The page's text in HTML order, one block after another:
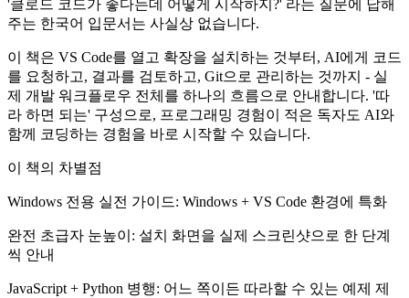
'클로드 코드가 좋다는데 어떻게 시작하지?' 라는 질문에 답해
주는 한국어 입문서는 사실상 없습니다.
이 책은 VS Code를 열고 확장을 설치하는 것부터, AI에게 코드
를 요청하고, 결과를 검토하고, Git으로 관리하는 것까지 - 실
제 개발 워크플로우 전체를 하나의 흐름으로 안내합니다. '따
라 하면 되는' 구성으로, 프로그래밍 경험이 적은 독자도 AI와
함께 코딩하는 경험을 바로 시작할 수 있습니다.
이 책의 차별점
Windows 전용 실전 가이드: Windows + VS Code 환경에 특화
완전 초급자 눈높이: 설치 화면을 실제 스크린샷으로 한 단계
씩 안내
JavaScript + Python 병행: 어느 쪽이든 따라할 수 있는 예제 제